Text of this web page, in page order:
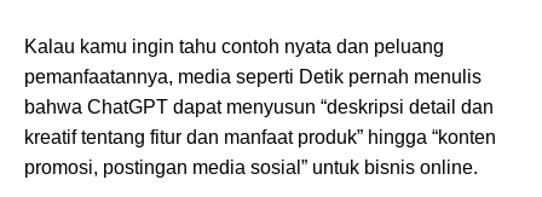
Kalau kamu ingin tahu contoh nyata dan peluang
pemanfaatannya, media seperti Detik pernah menulis
bahwa ChatGPT dapat menyusun “deskripsi detail dan
kreatif tentang fitur dan manfaat produk” hingga “konten
promosi, postingan media sosial” untuk bisnis online.